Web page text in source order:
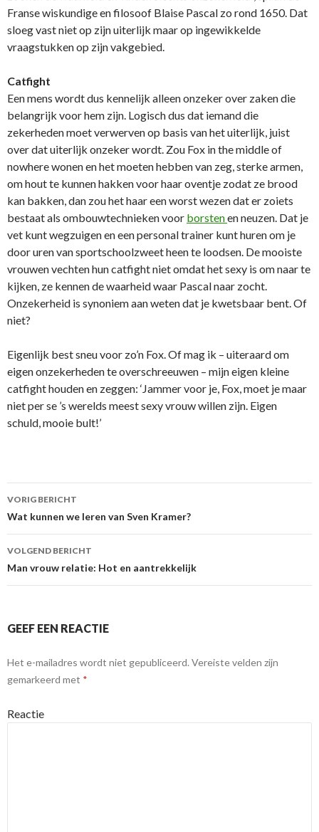
Franse wiskundige en filosoof Blaise Pascal zo rond 1650. Dat
sloeg vast niet op zijn uiterlijk maar op ingewikkelde
vraagstukken op zijn vakgebied.
Catfight
Een mens wordt dus kennelijk alleen onzeker over zaken die
belangrijk voor hem zijn. Logisch dus dat iemand die
zekerheden moet verwerven op basis van het uiterlijk, juist
over dat uiterlijk onzeker wordt. Zou Fox in the middle of
nowhere wonen en het moeten hebben van zeg, sterke armen,
om hout te kunnen hakken voor haar oventje zodat ze brood
kan bakken, dan zou het haar een worst wezen dat er zoiets
bestaat als ombouwtechnieken voor borstenen neuzen. Dat je
vet kunt wegzuigen en een personal trainer kunt huren om je
door uren van sportschoolzweet heen te loodsen. De mooiste
vrouwen vechten hun catfight niet omdat het sexy is om naar te
kijken, ze kennen de waarheid waar Pascal naar zocht.
Onzekerheid is synoniem aan weten dat je kwetsbaar bent. Of
niet?
Eigenlijk best sneu voor zo’n Fox. Of mag ik – uiteraard om
eigen onzekerheden te overschreeuwen – mijn eigen kleine
catfight houden en zeggen: ‘Jammer voor je, Fox, moet je maar
niet per se ’s werelds meest sexy vrouw willen zijn. Eigen
schuld, mooie bult!’
Berichtnavigatie
VORIG BERICHT
Wat kunnen we leren van Sven Kramer?
VOLGEND BERICHT
Man vrouw relatie: Hot en aantrekkelijk
GEEF EEN REACTIE
Het e-mailadres wordt niet gepubliceerd. Vereiste velden zijn
gemarkeerd met *
Reactie